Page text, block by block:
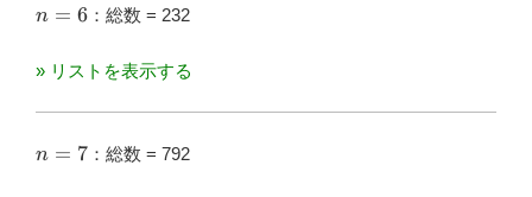
n=6
n = 6 ：総数 = 232
» リストを表示する
n=7
n = 7 ：総数 = 792